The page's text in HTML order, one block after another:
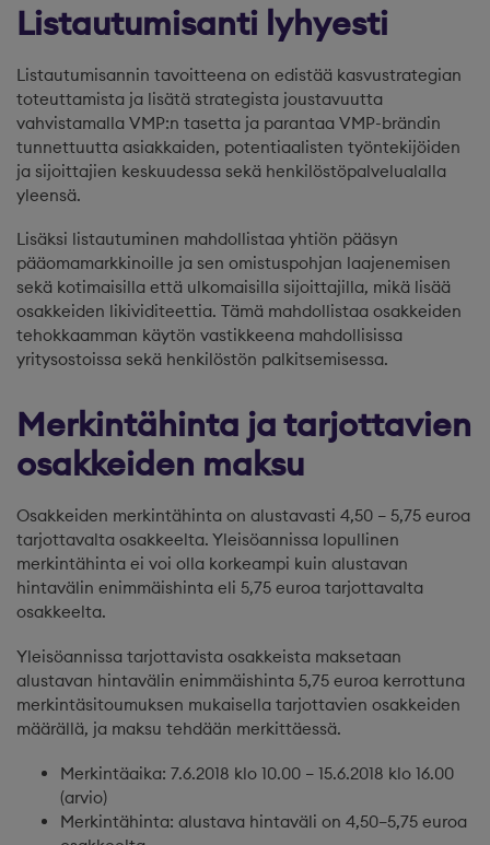
Listautumisanti lyhyesti
Listautumisannin tavoitteena on edistää kasvustrategian
toteuttamista ja lisätä strategista joustavuutta
vahvistamalla VMP:n tasetta ja parantaa VMP-brändin
tunnettuutta asiakkaiden, potentiaalisten työntekijöiden
ja sijoittajien keskuudessa sekä henkilöstöpalvelualalla
yleensä.
Lisäksi listautuminen mahdollistaa yhtiön pääsyn
pääomamarkkinoille ja sen omistuspohjan laajenemisen
sekä kotimaisilla että ulkomaisilla sijoittajilla, mikä lisää
osakkeiden likividiteettia. Tämä mahdollistaa osakkeiden
tehokkaamman käytön vastikkeena mahdollisissa
yritysostoissa sekä henkilöstön palkitsemisessa.
Merkintähinta ja tarjottavien
osakkeiden maksu
Osakkeiden merkintähinta on alustavasti 4,50 – 5,75 euroa
tarjottavalta osakkeelta. Yleisöannissa lopullinen
merkintähinta ei voi olla korkeampi kuin alustavan
hintavälin enimmäishinta eli 5,75 euroa tarjottavalta
osakkeelta.
Yleisöannissa tarjottavista osakkeista maksetaan
alustavan hintavälin enimmäishinta 5,75 euroa kerrottuna
merkintäsitoumuksen mukaisella tarjottavien osakkeiden
määrällä, ja maksu tehdään merkittäessä.
Merkintäaika: 7.6.2018 klo 10.00 – 15.6.2018 klo 16.00
(arvio)
Merkintähinta: alustava hintaväli on 4,50–5,75 euroa